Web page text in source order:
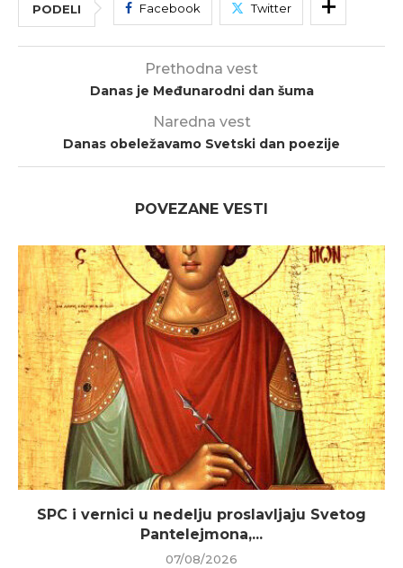
PODELI Facebook Twitter
Prethodna vest
Danas je Međunarodni dan šuma
Naredna vest
Danas obeležavamo Svetski dan poezije
POVEZANE VESTI
SPC i vernici u nedelju proslavljaju Svetog
Pantelejmona,...
07/08/2026